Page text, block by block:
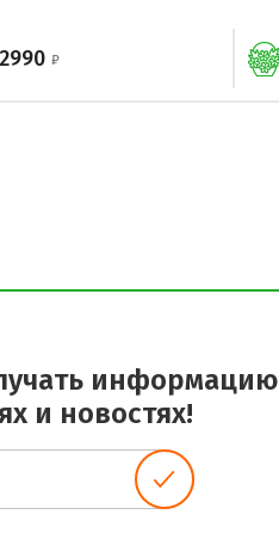
2990
информацию
и новостях!